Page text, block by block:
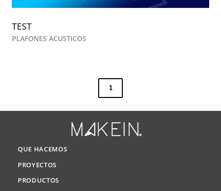
TEST
PLAFONES ACUSTICOS
1
QUE HACEMOS
PROYECTOS
PRODUCTOS